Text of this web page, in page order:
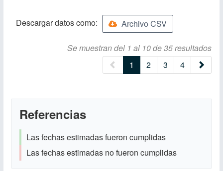
Descargar datos como: Archivo CSV
Se muestran del 1 al 10 de 35 resultados
1 (current)
2 3 4
Referencias
Las fechas estimadas fueron cumplidas
Las fechas estimadas no fueron cumplidas